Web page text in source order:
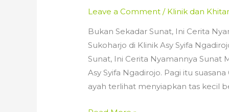
Leave a Comment / Klinik dan
Bukan Sekadar Sunat, Ini Cerita
Sukoharjo di Klinik Asy Syifa
Sunat, Ini Cerita Nyamannya Sunat
Asy Syifa Ngadirojo. Pagi itu
ayah terlihat menyiapkan tas kecil